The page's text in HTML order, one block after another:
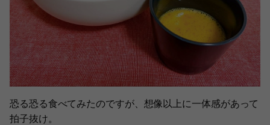
恐る恐る食べてみたのですが、想像以上に一体感があって
拍子抜け。